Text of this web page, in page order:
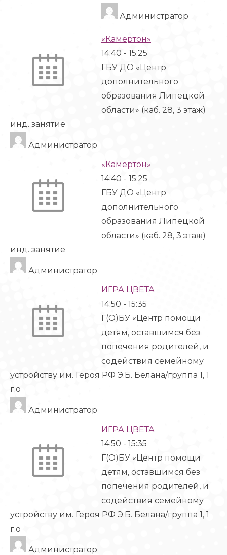
Администратор
«Камертон»
14:40 - 15:25
ГБУ ДО «Центр
дополнительного
образования Липецкой
области» (каб. 28, 3 этаж)
инд. занятие
Администратор
«Камертон»
14:40 - 15:25
ГБУ ДО «Центр
дополнительного
образования Липецкой
области» (каб. 28, 3 этаж)
инд. занятие
Администратор
ИГРА ЦВЕТА
14:50 - 15:35
Г(О)БУ «Центр помощи
детям, оставшимся без
попечения родителей, и
содействия семейному
устройству им. Героя РФ Э.Б. Белана/группа 1, 1
г.о
Администратор
ИГРА ЦВЕТА
14:50 - 15:35
Г(О)БУ «Центр помощи
детям, оставшимся без
попечения родителей, и
содействия семейному
устройству им. Героя РФ Э.Б. Белана/группа 1, 1
г.о
Администратор